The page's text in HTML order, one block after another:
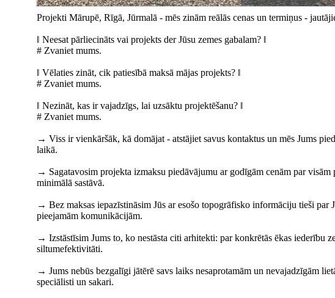
Projekti Mārupē, Rīgā, Jūrmalā - mēs zinām reālās cenas un termiņus -
‖ Neesat pārliecināts vai projekts der Jūsu zemes gabalam? ‖
# Zvaniet mums.
‖ Vēlaties zināt, cik patiesībā maksā mājas projekts? ‖
# Zvaniet mums.
‖ Nezināt, kas ir vajadzīgs, lai uzsāktu projektēšanu? ‖
# Zvaniet mums.
→ Viss ir vienkāršāk, kā domājat - atstājiet savus kontaktus un mēs Jums
laikā.
→ Sagatavosim projekta izmaksu piedāvājumu ar godīgām cenām par
minimālā sastāvā.
→ Bez maksas iepazīstināsim Jūs ar esošo topogrāfisko informāciju tieši par
pieejamām komunikācijām.
→ Izstāstīsim Jums to, ko nestāsta citi arhitekti: par konkrētās ēkas iederību
siltumefektivitāti.
→ Jums nebūs bezgalīgi jātērē savs laiks nesaprotamām un nevajadzīgām
speciālisti un sakari.